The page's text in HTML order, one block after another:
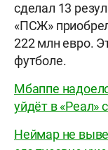
сделал 13
«ПСЖ»
222 млн евро.
футболе.
Мбаппе
уйдёт в
Неймар не